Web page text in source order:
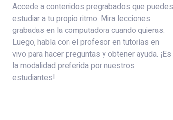
Accede a contenidos pregrabados que puedes
estudiar a tu propio ritmo. Mira lecciones
grabadas en la computadora cuando quieras.
Luego, habla con el profesor en tutorías en
vivo para hacer preguntas y obtener ayuda. ¡Es
la modalidad preferida por nuestros
estudiantes!